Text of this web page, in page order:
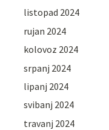
listopad 2024
rujan 2024
kolovoz 2024
srpanj 2024
lipanj 2024
svibanj 2024
travanj 2024